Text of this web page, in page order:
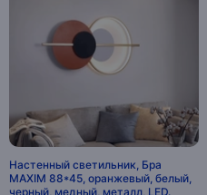
Настенный светильник, Бра
MAXIM 88*45, оранжевый, белый,
черный, медный, металл, LED.